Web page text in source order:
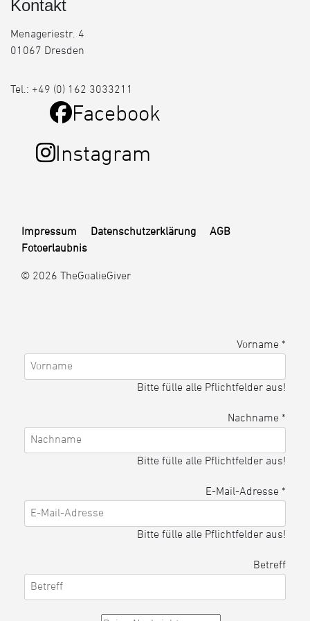
Kontakt
Menageriestr. 4
01067 Dresden
Tel.: +49 (0) 162 3033211
Facebook
Instagram
Impressum Datenschutzerklärung
AGB
Fotoerlaubnis
© 2026 TheGoalieGiver
Vorname *
Bitte fülle alle Pflichtfelder aus!
Nachname *
Bitte fülle alle Pflichtfelder aus!
E-Mail-Adresse *
Bitte fülle alle Pflichtfelder aus!
Betreff